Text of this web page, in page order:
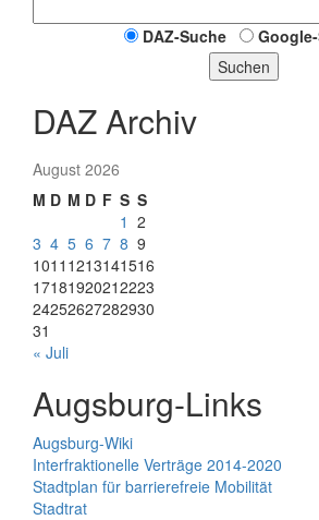
DAZ-Suche
Suchen
DAZ Archiv
August 2026
M D M D F S S
1 2
3 4 5 6 7 8 9
1011 1213141516
17181920212223
24252627282930
31
« Juli
Augsburg-Links
Augsburg-Wiki
Interfraktionelle Verträge 2014-2020
Stadtplan für barrierefreie Mobilität
Stadtrat